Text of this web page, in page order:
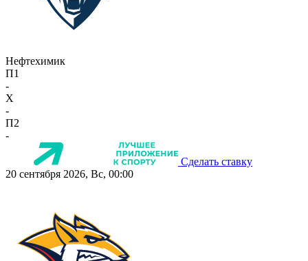
Нефтехимик
П1
-
X
-
П2
-
Сделать ставку
20 сентября 2026, Вс, 00:00